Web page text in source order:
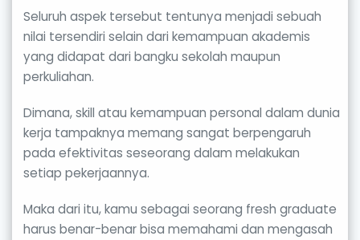
Seluruh aspek tersebut tentunya menjadi sebuah
nilai tersendiri selain dari kemampuan akademis
yang didapat dari bangku sekolah maupun
perkuliahan.
Dimana, skill atau kemampuan personal dalam dunia
kerja tampaknya memang sangat berpengaruh
pada efektivitas seseorang dalam melakukan
setiap pekerjaannya.
Maka dari itu, kamu sebagai seorang fresh graduate
harus benar-benar bisa memahami dan mengasah